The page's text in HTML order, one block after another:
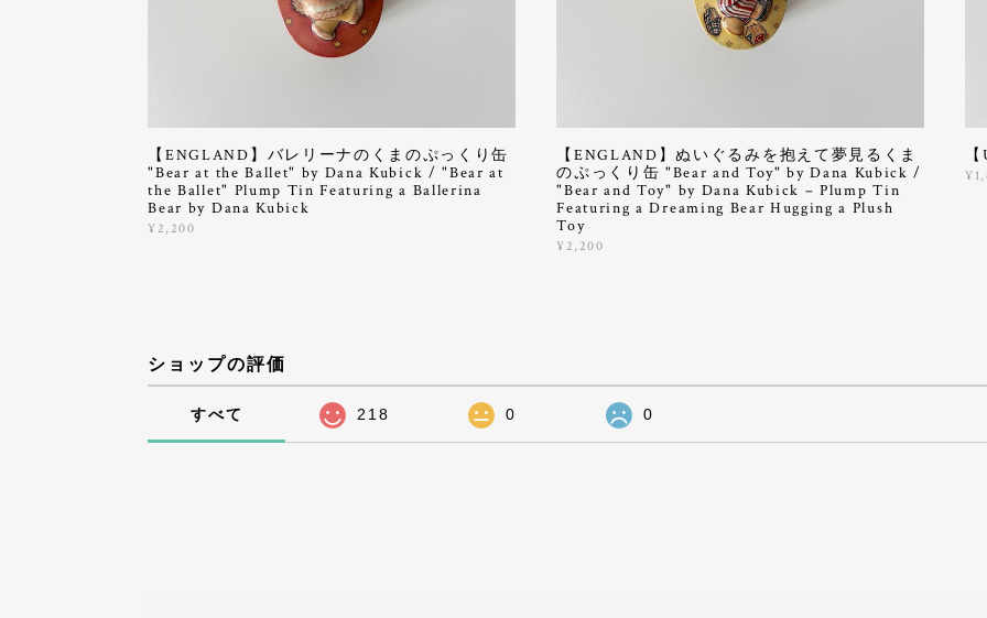
【ENGLAND】バレリーナのくまのぷっくり缶
"Bear at the Ballet" by Dana Kubick / "Bear at
the Ballet" Plump Tin Featuring a Ballerina
Bear by Dana Kubick
¥2,200
【ENGLAND】ぬいぐるみを抱えて夢見るくま
のぷっくり缶 "Bear and Toy" by Dana Kubick /
"Bear and Toy" by Dana Kubick – Plump Tin
Featuring a Dreaming Bear Hugging a Plush
Toy
¥2,200
ショップの評価
すべて 218 0 0